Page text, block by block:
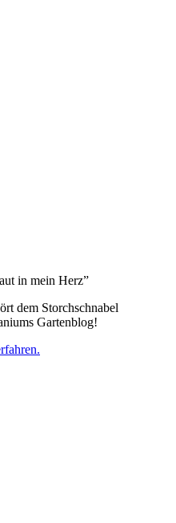
in mein Herz”
dem Storchschnabel
Gartenblog!